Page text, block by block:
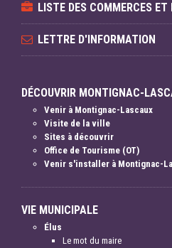
LISTE DES COMMERCES ET
LETTRE D'INFORMATION
DÉCOUVRIR MONTIGNAC-
Venir à Montignac-Lascaux
Visite de la ville
Sites à découvrir
Office de Tourisme (OT)
Venir s'installer à Montignac-
VIE MUNICIPALE
Élus
Le mot du maire